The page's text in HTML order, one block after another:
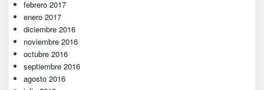
febrero 2017
enero 2017
diciembre 2016
noviembre 2016
octubre 2016
septiembre 2016
agosto 2016